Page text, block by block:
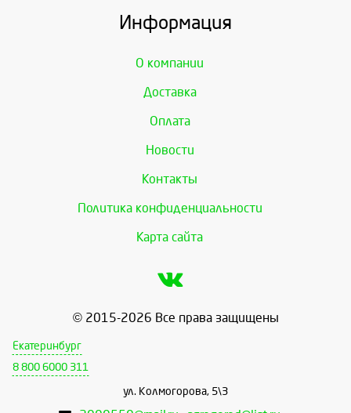
Информация
О компании
Доставка
Оплата
Новости
Контакты
Политика конфиденциальности
Карта сайта
© 2015-2026 Все права защищены
Екатеринбург
8 800 6000 311
ул. Колмогорова, 5\3